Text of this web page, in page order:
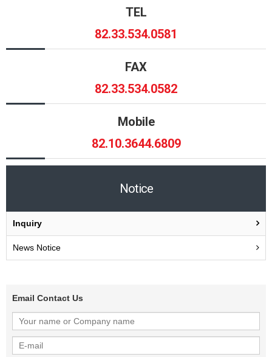
TEL
82.33.534.0581
FAX
82.33.534.0582
Mobile
82.10.3644.6809
Notice
Inquiry
News Notice
Email Contact Us